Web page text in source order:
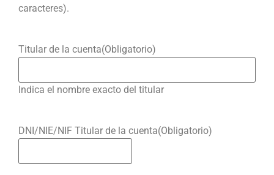
caracteres).
Titular de la cuenta(Obligatorio)
Indica el nombre exacto del titular
DNI/NIE/NIF Titular de la cuenta(Obligatorio)